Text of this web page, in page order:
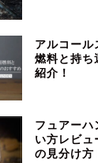
アルコール
燃料と持ち
紹介！
フュアーハ
い方レビュ
の見分け方